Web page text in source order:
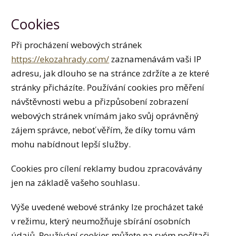
Cookies
Při procházení webových stránek
https://ekozahrady.com/ zaznamenávám vaši IP
adresu, jak dlouho se na stránce zdržíte a ze které
stránky přicházíte. Používání cookies pro měření
návštěvnosti webu a přizpůsobení zobrazení
webových stránek vnímám jako svůj oprávněný
zájem správce, neboť věřím, že díky tomu vám
mohu nabídnout lepší služby.
Cookies pro cílení reklamy budou zpracovávány
jen na základě vašeho souhlasu.
Výše uvedené webové stránky lze procházet také
v režimu, který neumožňuje sbírání osobních